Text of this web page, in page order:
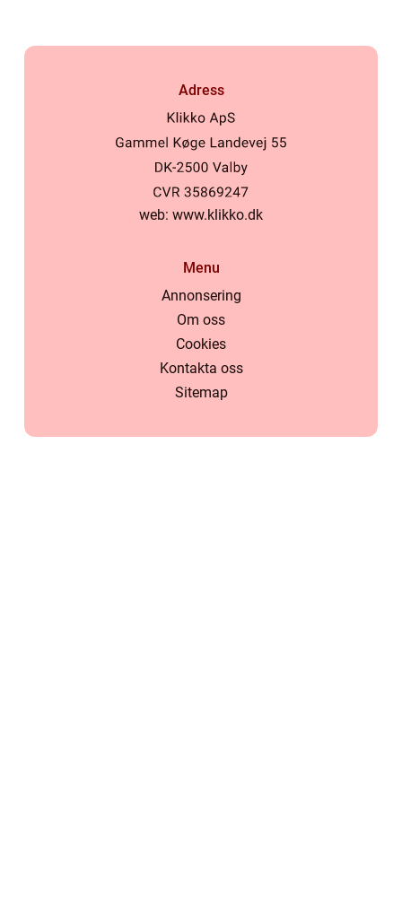
Adress
web: www.klikko.dk
Menu
Annonsering
Om oss
Cookies
Kontakta oss
Sitemap